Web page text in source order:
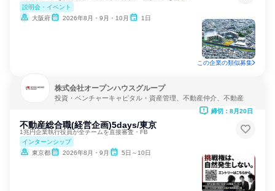
説明会・イベント
大阪府
2026年8月・9月・10月 1日
この企業の類似募集
株式会社オープンハウスグループ
投資・ベンチャーキャピタル・資産管理、不動産仲介、不動産
不動産総合職(経営企画)5days/東京
1兆円企業執行役員が全チームを直接審査・FB
インターンシップ
東京都
2026年8月・9月 5日～10日
締切：8月20日